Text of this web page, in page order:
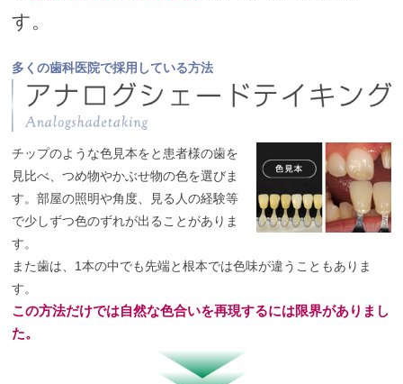
す。
多くの歯科医院で採用している方法
チップのような色見本をと患者様の歯を
見比べ、つめ物やかぶせ物の色を選びま
す。部屋の照明や角度、見る人の経験等
で少しずつ色のずれが出ることがありま
す。
また歯は、1本の中でも先端と根本では色味が違うこともありま
す。
この方法だけでは自然な色合いを再現するには限界がありまし
た。